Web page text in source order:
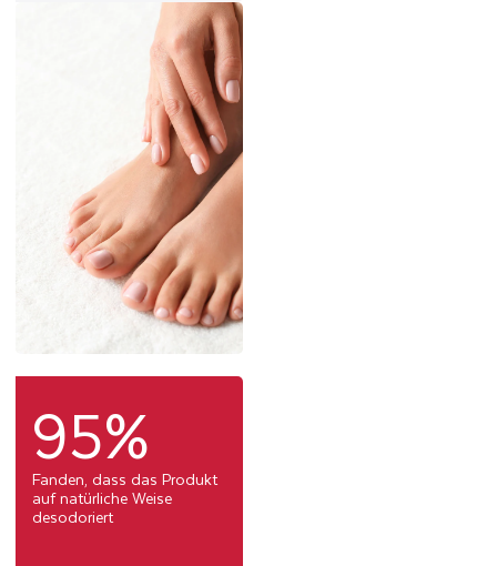
95%
Fanden, dass das Produkt
auf natürliche Weise
desodoriert